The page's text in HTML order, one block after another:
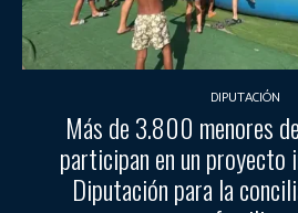
DIPUTACIÓN
Más de 3.800 menores
participan en un proyecto
Diputación para la